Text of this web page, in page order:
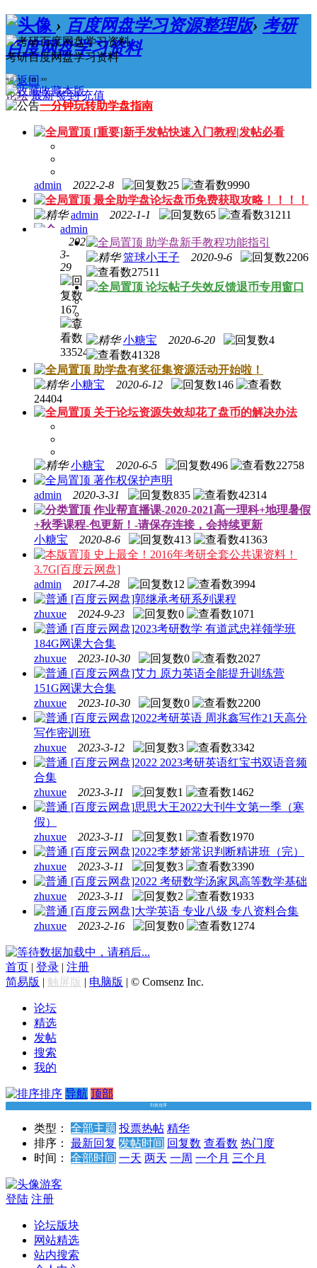
› 百度网盘学习资源整理版› 考研
百度网盘学习资料
论坛 最新 签到 充值
考研百度网盘学习资料
今日：0 / 主题：300
收藏本版
一分钟玩转助学盘指南
[重要]新手发帖快速入门教程|发帖必看
admin 2022-2-8 25
9990
最全助学盘论坛盘币免费获取攻略！！！！
admin
2022-1-1 65 31211
admin
2021-
3-
29
167
33524
助学盘新手教程功能指引
篮球小王子
2020-9-6
2206
27511
论坛帖子失效反馈退币专用窗口
小糖宝 2020-6-20
4
41328
助学盘有奖征集资源活动开始啦！
小糖宝
2020-6-12
146
24404
关于论坛资源失效却花了盘币的解决办法
小糖宝 2020-6-5 496
22758
著作权保护声明
admin
2020-3-31 835
42314
作业帮直播课-2020-2021高一理科+地理暑假
+秋季课程-包更新！-请保存连接，会持续更新
小糖宝
2020-8-6 413
41363
史上最全！2016年考研全套公共课资料！
3.7G[百度云网盘]
admin
2017-4-28 12
3994
[百度云网盘]郭继承考研系列课程
zhuxue
2024-9-23 0
1071
[百度云网盘]2023考研数学 有道武忠祥领学班
184G网课大合集
zhuxue
2023-10-30 0
2027
[百度云网盘]艾力 原力英语全能提升训练营
151G网课大合集
zhuxue
2023-10-30 0
2200
[百度云网盘]2022考研英语 周兆鑫写作21天高分
写作密训班
zhuxue
2023-3-12 3
3342
[百度云网盘]2022 2023考研英语红宝书双语音频
合集
zhuxue
2023-3-11 1
1462
[百度云网盘]思思大王2022大刊牛文第一季（寒
假）
zhuxue
2023-3-11 1
1970
[百度云网盘]2022李梦娇常识判断精讲班（完）
zhuxue
2023-3-11 3
3390
[百度云网盘]2022 考研数学汤家凤高等数学基础
zhuxue
2023-3-11 2
1933
[百度云网盘]大学英语 专业八级 专八资料合集
zhuxue
2023-2-16 0 1274
数据加载中，请稍后...
首页 | 登录 | 注册
简易版 | 触屏版 | 电脑版 | © Comsenz Inc.
论坛
精选
发帖
搜索
我的
排序 导航 顶部
列表排序
类型： 全部主题 投票热帖 精华
排序：
最新回复 发帖时间 回复数 查看数 热门度
时间：
全部时间 一天 两天 一周 一个月 三个月
游客
登陆 注册
论坛版块
网站精选
站内搜索